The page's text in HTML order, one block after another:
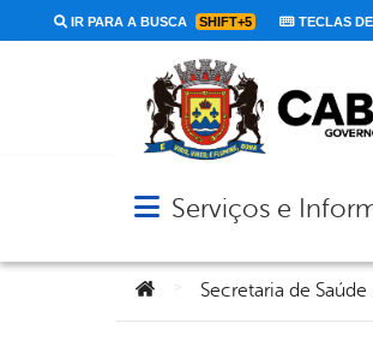
IR PARA A BUSCA SHIFT+5 TECLAS
Abrir menu principal de
Serviços e
Você está aqui:Secretaria de Saúde